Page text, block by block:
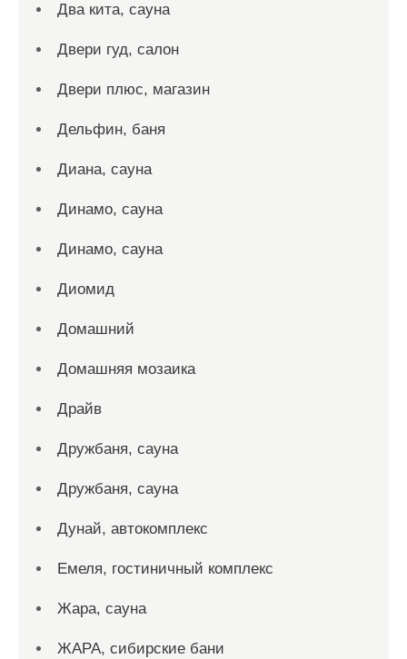
Два кита, сауна
Двери гуд, салон
Двери плюс, магазин
Дельфин, баня
Диана, сауна
Динамо, сауна
Динамо, сауна
Диомид
Домашний
Домашняя мозаика
Драйв
Дружбаня, сауна
Дружбаня, сауна
Дунай, автокомплекс
Емеля, гостиничный комплекс
Жара, сауна
ЖАРА, сибирские бани